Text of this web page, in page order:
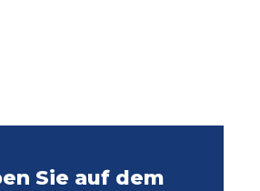
Sie auf dem